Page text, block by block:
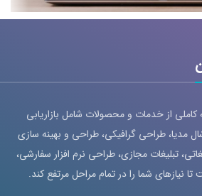
از خدمات و محصولات شامل بازاریابی
مدیا، طراحی گرافیکی، طراحی و بهینه سازی
تبلیغات مجازی، طراحی نرم افزار سفارشی،
شما را در تمام مراحل مرتفع کند.